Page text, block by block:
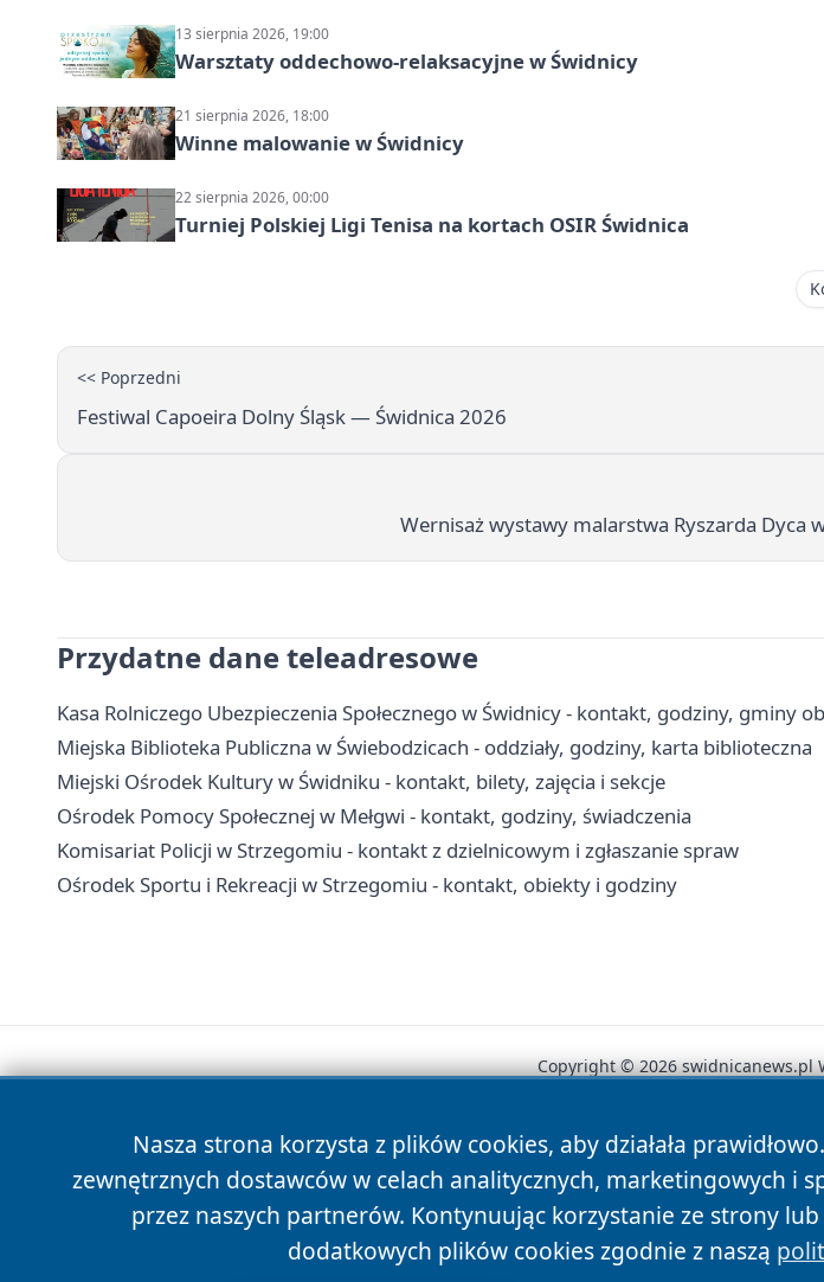
13 sierpnia 2026, 19:00
Warsztaty oddechowo-relaksacyjne w Świdnicy
21 sierpnia 2026, 18:00
Winne malowanie w Świdnicy
22 sierpnia 2026, 00:00
Turniej Polskiej Ligi Tenisa na kortach OSIR Świdnica
<< Poprzedni
Festiwal Capoeira Dolny Śląsk — Świdnica 2026
Wernisaż wystawy malarstwa Ryszarda Dyca
Przydatne dane teleadresowe
Kasa Rolniczego Ubezpieczenia Społecznego w Świdnicy - kontakt, godziny, gminy
Miejska Biblioteka Publiczna w Świebodzicach - oddziały, godziny, karta biblioteczna
Miejski Ośrodek Kultury w Świdniku - kontakt, bilety, zajęcia i sekcje
Ośrodek Pomocy Społecznej w Mełgwi - kontakt, godziny, świadczenia
Komisariat Policji w Strzegomiu - kontakt z dzielnicowym i zgłaszanie spraw
Ośrodek Sportu i Rekreacji w Strzegomiu - kontakt, obiekty i godziny
Nasza strona korzysta z plików cookies, aby działała
zewnętrznych dostawców w celach analitycznych, marketingowych i
przez naszych partnerów. Kontynuując korzystanie ze strony
dodatkowych plików cookies zgodnie z naszą
Copyright © 2026 swidnicanews.pl
News Autorzy Polityka